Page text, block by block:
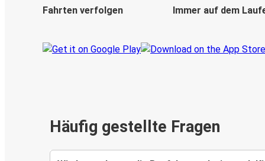
Fahrten verfolgen
Immer auf dem
Häufig gestellte Fragen